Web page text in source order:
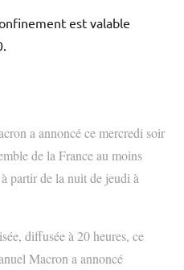
est valable
a annoncé ce mercredi soir
de la France au moins
partir de la nuit de jeudi à
diffusée à 20 heures, ce
Macron a annoncé